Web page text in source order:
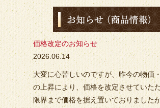
価格改定のお知らせ
2026.06.14
大変に心苦しいのですが、昨今の物価
の上昇により、価格を改定させていた
限界まで価格を据え置いておりました